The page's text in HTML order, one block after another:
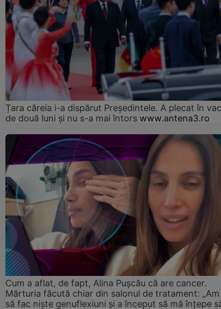
Țara căreia i-a dispărut Președintele. A plecat în
de două luni și nu s-a mai întors www.antena3.ro
Cum a aflat, de fapt, Alina Pușcău că are cancer.
Mărturia făcută chiar din salonul de tratament:
să fac niște genuflexiuni și a început să mă înțepe